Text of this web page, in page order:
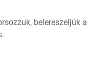
belereszeljük a